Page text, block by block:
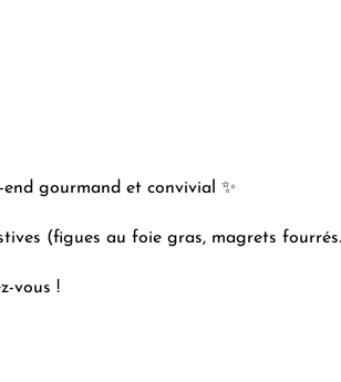
gourmand et convivial ✨
(figues au foie gras, magrets
vous !